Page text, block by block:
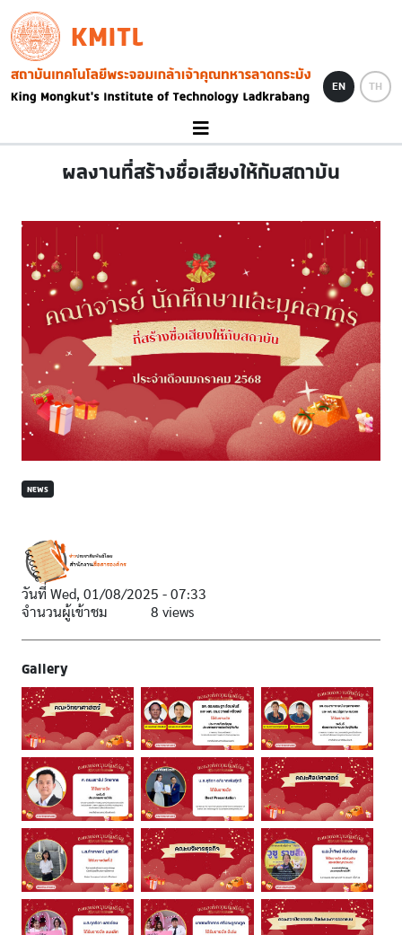
Skip to main content
KMITL
Image
EN TH
ผลงานที่สร้างชื่อเสียงให้กับสถาบัน
NEWS
วันที่ Wed, 01/08/2025 - 07:33
จำนวนผู้เข้าชม
8 views
Gallery